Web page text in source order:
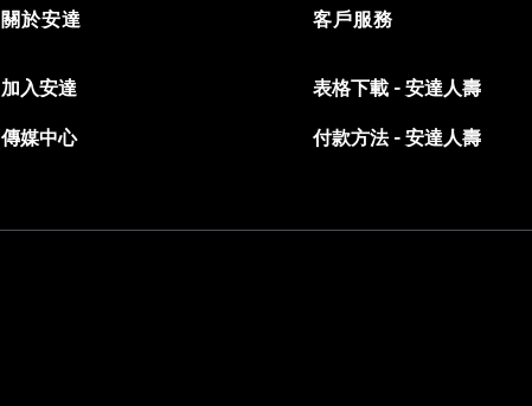
關於安達
加入安達
傳媒中心
客戶服務
表格下載 - 安達人壽
付款方法 - 安達人壽